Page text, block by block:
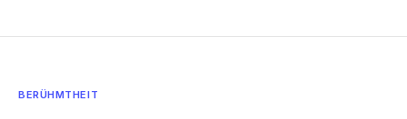
BERÜHMTHEIT